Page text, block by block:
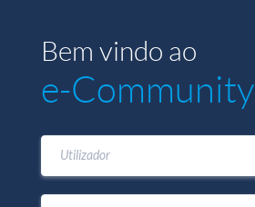
Bem vindo ao
e-Community